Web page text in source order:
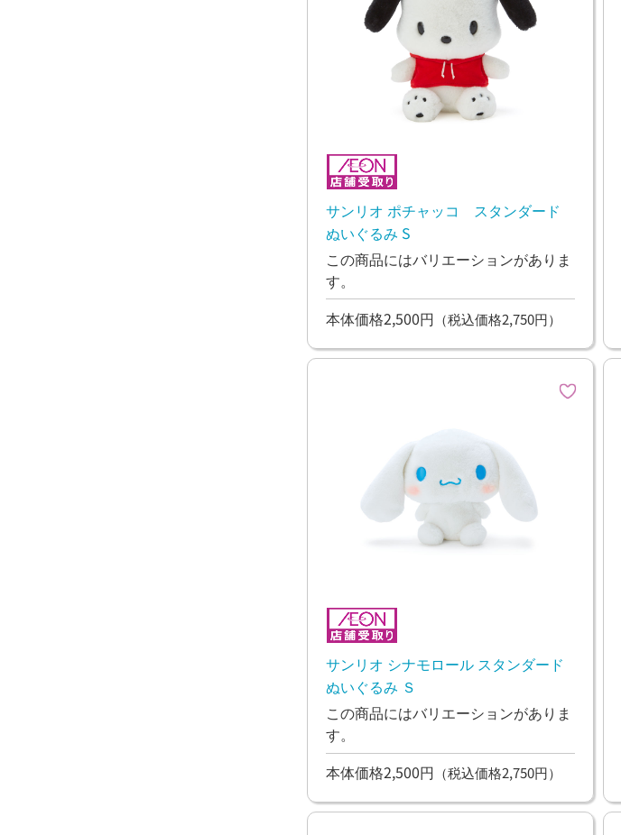
サンリオ ポチャッコ スタンダード
ぬいぐるみ S
この商品にはバリエーションがありま
す。
本体価格2,500円 （税込価格2,750円）
サンリオ シナモロール スタンダード
ぬいぐるみ Ｓ
この商品にはバリエーションがありま
す。
本体価格2,500円 （税込価格2,750円）